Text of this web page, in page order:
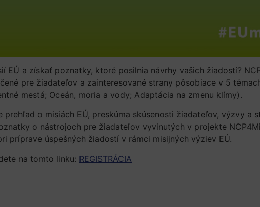
EÚ a získať poznatky, ktoré posilnia návrhy vašich žiadostí?
pre žiadateľov a zainteresované strany pôsobiace v 5
mestá; Oceán, moria a vody; Adaptácia na zmenu klímy).
o misiách EÚ, preskúma skúsenosti žiadateľov, výzvy a
o nástrojoch pre žiadateľov vyvinutých v projekte
príprave úspešných žiadostí v rámci misijných výziev EÚ.
na tomto linku: REGISTRÁCIA